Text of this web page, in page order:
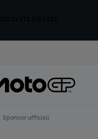
Sponsor ufficiali